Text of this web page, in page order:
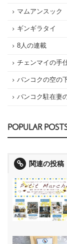
マムアンスック
ギンギラタイ
8人の連載
チェンマイの手
バンコクの空の
バンコク駐在妻
POPULAR
関連の投稿